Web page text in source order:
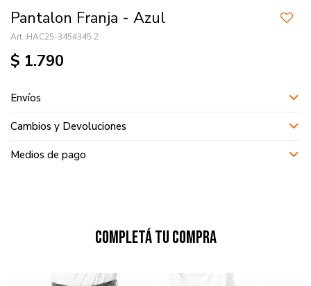
Pantalon Franja - Azul
HAC25-345#345 2
$ 1.790
Envíos
Cambios y Devoluciones
Medios de pago
Completá tu compra